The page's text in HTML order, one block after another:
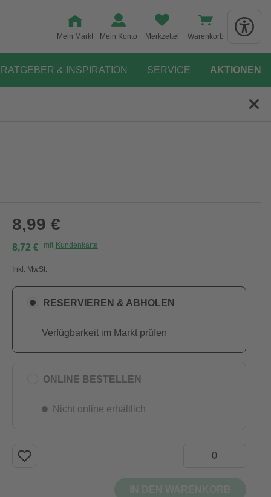
Mein Markt Mein Konto Merkzettel Warenkorb
RATGEBER & INSPIRATION SERVICE AKTIONEN
8,99 €
8,72 € mit Kundenkarte
Inkl. MwSt.
RESERVIEREN & ABHOLEN
Verfügbarkeit im Markt prüfen
ONLINE BESTELLEN
Nicht online erhältlich